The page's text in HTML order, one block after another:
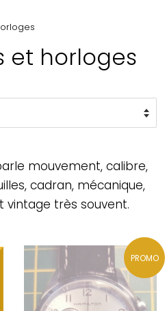
et horloges
mouvement, calibre,
cadran, mécanique,
vintage très souvent.
PROMO